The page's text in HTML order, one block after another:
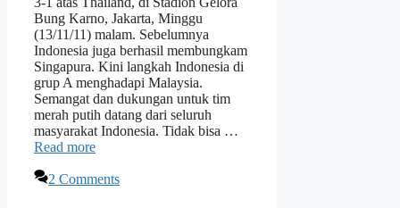
Bung Karno, Jakarta, Minggu
(13/11/11) malam. Sebelumnya
Indonesia juga berhasil membungkam
Singapura. Kini langkah Indonesia di
grup A menghadapi Malaysia.
Semangat dan dukungan untuk tim
merah putih datang dari seluruh
masyarakat Indonesia. Tidak bisa …
Read more
2 Comments